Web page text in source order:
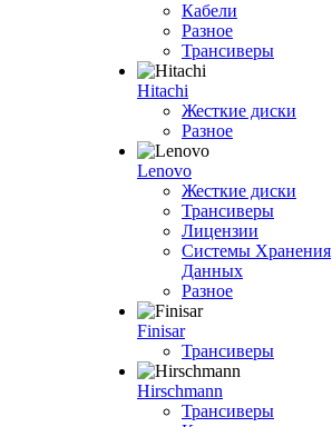
Кабели
Разное
Трансиверы
Hitachi
Жесткие диски
Разное
Lenovo
Жесткие диски
Трансиверы
Лицензии
Системы Хранения
Данных
Разное
Finisar
Трансиверы
Hirschmann
Трансиверы